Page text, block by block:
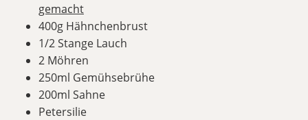
gemacht
400g Hähnchenbrust
1/2 Stange Lauch
2 Möhren
250ml Gemühsebrühe
200ml Sahne
Petersilie